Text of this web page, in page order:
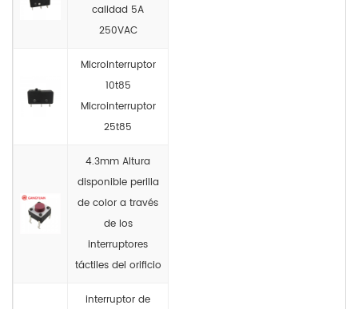
calidad 5A
250VAC
Microinterruptor
10t85
Microinterruptor
25t85
4.3mm Altura
disponible perilla
de color a través
de los
interruptores
táctiles del orificio
interruptor de